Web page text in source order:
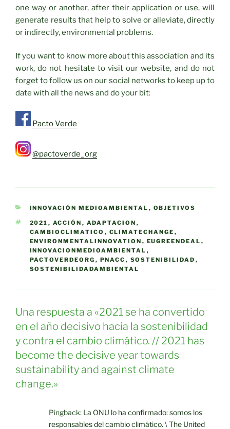
one way or another, after their application or use, will
generate results that help to solve or alleviate, directly
or indirectly, environmental problems.
If you want to know more about this association and its
work, do not hesitate to visit our website, and do not
forget to follow us on our social networks to keep up to
date with all the news and do your bit:
Pacto Verde
@pactoverde_org
CATEGORÍAS
INNOVACIÓN MEDIOAMBIENTAL , OBJETIVOS
ETIQUETAS
2021 , ACCIÓN , ADAPTACION ,
CAMBIOCLIMATICO , CLIMATECHANGE ,
ENVIRONMENTALINNOVATION , EUGREENDEAL ,
INNOVACIONMEDIOAMBIENTAL ,
PACTOVERDEORG , PNACC , SOSTENIBILIDAD ,
SOSTENIBILIDADAMBIENTAL
Una respuesta a «2021 se ha convertido
en el año decisivo hacia la sostenibilidad
y contra el cambio climático. // 2021 has
become the decisive year towards
sustainability and against climate
change.»
Pingback: La ONU lo ha confirmado: somos los
responsables del cambio climático. \ The United